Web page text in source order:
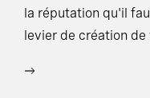
la réputation qu'il
levier de création de